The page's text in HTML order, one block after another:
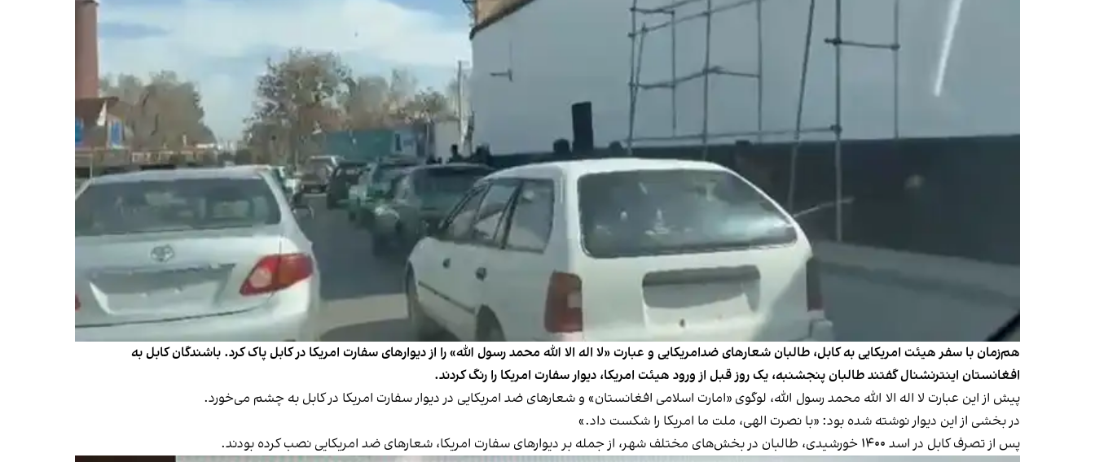
هم‌زمان با سفر هیئت امریکایی به کابل، طالبان شعارهای ضدامریکایی و عبارت «لا اله الا الله محمد رسول الله» را از دیوارهای سفارت امریکا در کابل پاک کرد. باشندگان کابل به
افغانستان اینترنشنال گفتند طالبان پنجشنبه، یک روز قبل از ورود هیئت امریکا، دیوار سفارت امریکا را رنگ کردند.
پیش از این عبارت لا اله الا الله محمد رسول الله، لوگوی «امارت اسلامی افغانستان» و شعارهای ضد امریکایی در دیوار سفارت امریکا در کابل به چشم می‌خورد.
در بخشی از این دیوار نوشته شده بود: «با نصرت الهی، ملت ما امریکا را شکست داد.»
پس از تصرف کابل در اسد ۱۴۰۰ خورشیدی، طالبان در بخش‌های مختلف شهر، از جمله بر دیوارهای سفارت امریکا، شعارهای ضد امریکایی نصب کرده بودند.